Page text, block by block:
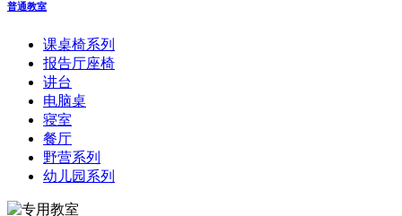
普通教室
课桌椅系列
报告厅座椅
讲台
电脑桌
寝室
餐厅
野营系列
幼儿园系列